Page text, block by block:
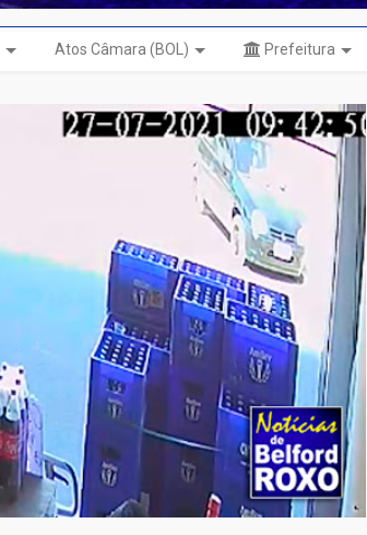
Atos Câmara (BOL) Prefeitura